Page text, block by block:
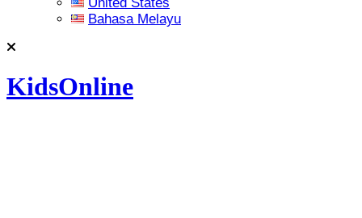
Bahasa Melayu
KidsOnline